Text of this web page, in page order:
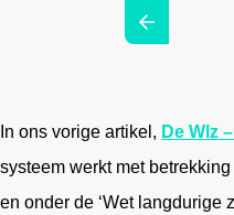
Hoe werkt het?
In ons vorige artikel, De Wlz
systeem werkt met
en onder de ‘Wet langdurige